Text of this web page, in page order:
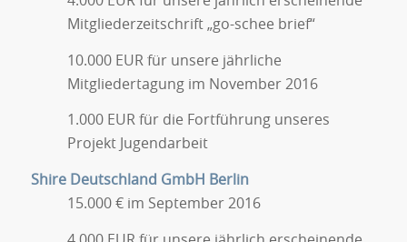
Mitgliederzeitschrift „go-schee brief“
10.000 EUR für unsere jährliche
Mitgliedertagung im November 2016
1.000 EUR für die Fortführung unseres
Projekt Jugendarbeit
Shire Deutschland GmbH Berlin
15.000 € im September 2016